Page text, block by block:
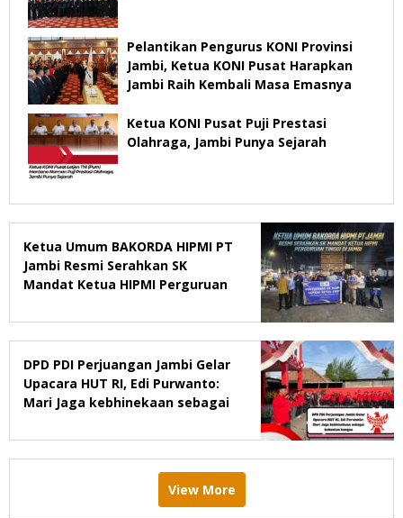
Pelantikan Pengurus KONI Provinsi
Jambi, Ketua KONI Pusat Harapkan
Jambi Raih Kembali Masa Emasnya
Ketua KONI Pusat Puji Prestasi
Olahraga, Jambi Punya Sejarah
Ketua Umum BAKORDA HIPMI PT
Jambi Resmi Serahkan SK
Mandat Ketua HIPMI Perguruan
DPD PDI Perjuangan Jambi Gelar
Upacara HUT RI, Edi Purwanto:
Mari Jaga kebhinekaan sebagai
View More